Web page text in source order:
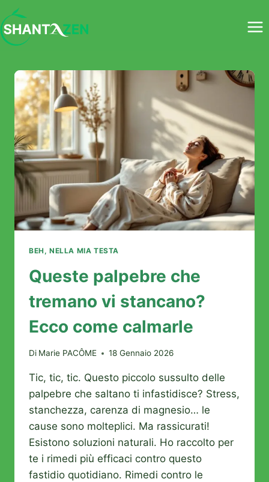
Salta
al
contenuto
BEH, NELLA MIA TESTA
Queste palpebre che
tremano vi stancano?
Ecco come calmarle
Di Marie PACÔME 18 Gennaio 2026
Tic, tic, tic. Questo piccolo sussulto delle
palpebre che saltano ti infastidisce? Stress,
stanchezza, carenza di magnesio… le
cause sono molteplici. Ma rassicurati!
Esistono soluzioni naturali. Ho raccolto per
te i rimedi più efficaci contro questo
fastidio quotidiano. Rimedi contro le